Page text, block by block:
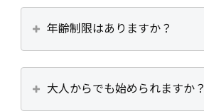
年齢制限はありますか？
大人からでも始められますか？